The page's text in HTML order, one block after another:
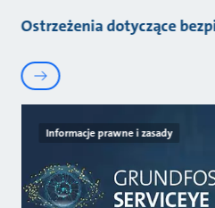
Ostrzeżenia dotyczące
Informacje prawne i zasady